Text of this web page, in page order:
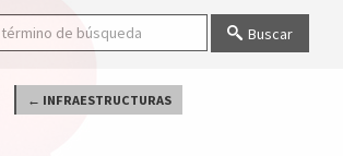
Buscar
← INFRAESTRUCTURAS